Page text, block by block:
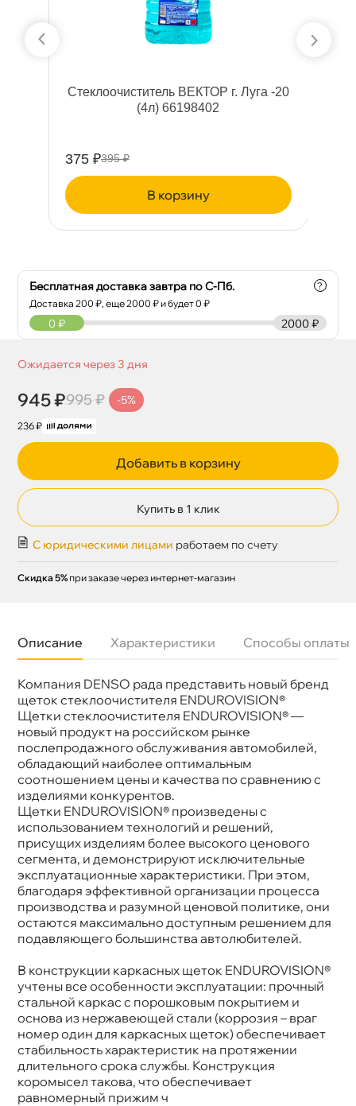
Стеклоочиститель ВЕКТОР г. Луга -20
(4л) 66198402
375 ₽395 ₽
корзину
Бесплатная доставка завтра по С-Пб.
Доставка200 ₽, еще2000 ₽ и будет 0 ₽
?
2000 ₽
0 ₽
Ожидается через 3 дня
945 ₽995 ₽ -5%
236 ₽
Добавить в корзину
Купить в 1 клик
С юридическими лицами работаем по счету
Скидка 5% при заказе через интернет-магазин
Описание Характеристики Способы оплаты
Компания DENSO рада представить новый бренд
щеток стеклоочистителя ENDUROVISION®
Щетки стеклоочистителя ENDUROVISION® —
новый продукт на российском рынке
послепродажного обслуживания автомобилей,
обладающий наиболее оптимальным
соотношением цены и качества по сравнению с
изделиями конкурентов.
Щетки ENDUROVISION® произведены с
использованием технологий и решений,
присущих изделиям более высокого ценового
сегмента, и демонстрируют исключительные
эксплуатационные характеристики. При этом,
лагодаря эффективной организации процесса
производства и разумной ценовой политике, они
остаются максимально доступным решением для
подавляющего большинства автолюбителей.
конструкции каркасных щеток ENDUROVISION®
учтены все особенности эксплуатации: прочный
стальной каркас с порошковым покрытием и
основа из нержавеющей стали (коррозия – вра
номер один для каркасных щеток) обеспечивает
стабильность характеристик на протяжении
длительного срока службы. Конструкция
коромысел такова, что обеспечивает
равномерный прижим ч
Бренд
ENDUROVISION
EFR-065
Длина 1, мм
650
Конструкция
Бескаркасная
Крепление
Крючок